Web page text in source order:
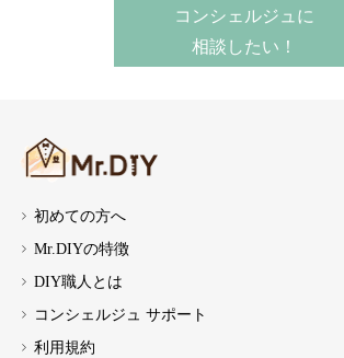
コンシェルジュに
相談したい！
初めての方へ
Mr.DIYの特徴
DIY職人とは
コンシェルジュ サポート
利用規約